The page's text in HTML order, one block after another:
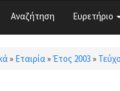
Αναζήτηση Ευρετήριο
» Εταιρία»Έτος 2003 »